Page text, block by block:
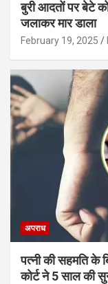
बुरी आदतों पर बेटे
जलाकर मार डाला
February 19, 2025
अपराध
पत्नी की सहमति के
कोर्ट ने 5 साल की